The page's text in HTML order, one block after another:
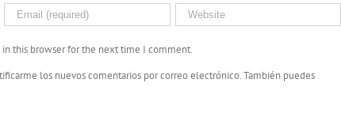
this browser for the next time I comment.
los nuevos comentarios por correo electrónico. También puedes